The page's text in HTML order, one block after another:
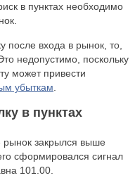
в пунктах необходимо
после входа в рынок, то,
недопустимо, поскольку
может привести
убыткам.
в пунктах
закрылся выше
сформировался сигнал
101.00.